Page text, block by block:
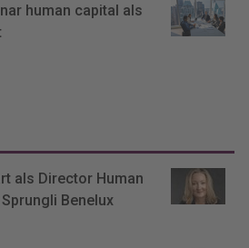
human capital als
als Director Human
Benelux